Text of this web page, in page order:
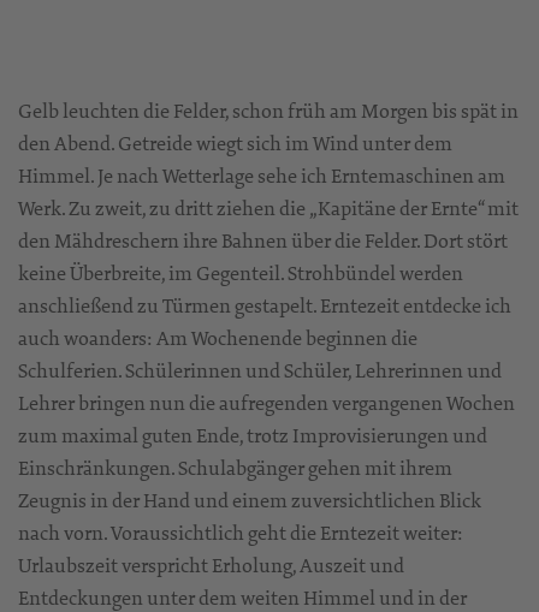
Gelb leuchten die Felder, schon früh am Morgen bis spät in
den Abend. Getreide wiegt sich im Wind unter dem
Himmel. Je nach Wetterlage sehe ich Erntemaschinen am
Werk. Zu zweit, zu dritt ziehen die „Kapitäne der Ernte“ mit
den Mähdreschern ihre Bahnen über die Felder. Dort stört
keine Überbreite, im Gegenteil. Strohbündel werden
anschließend zu Türmen gestapelt. Erntezeit entdecke ich
auch woanders: Am Wochenende beginnen die
Schulferien. Schülerinnen und Schüler, Lehrerinnen und
Lehrer bringen nun die aufregenden vergangenen Wochen
zum maximal guten Ende, trotz Improvisierungen und
Einschränkungen. Schulabgänger gehen mit ihrem
Zeugnis in der Hand und einem zuversichtlichen Blick
nach vorn. Voraussichtlich geht die Erntezeit weiter:
Urlaubszeit verspricht Erholung, Auszeit und
Entdeckungen unter dem weiten Himmel und in der